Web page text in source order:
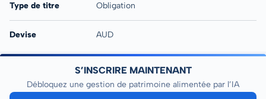
Type de titre Obligation
Devise AUD
S’INSCRIRE MAINTENANT
Débloquez une gestion de patrimoine alimentée par l’IA